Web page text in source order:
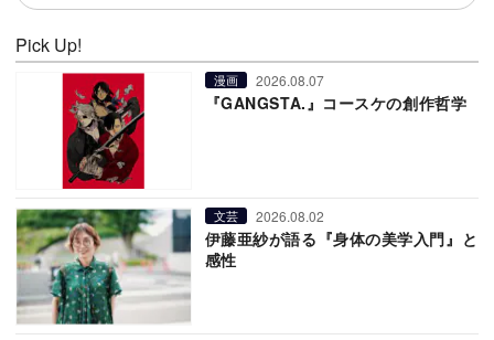
Pick Up!
漫画 2026.08.07
『GANGSTA.』コースケの創作哲学
文芸 2026.08.02
伊藤亜紗が語る『身体の美学入門』と
感性